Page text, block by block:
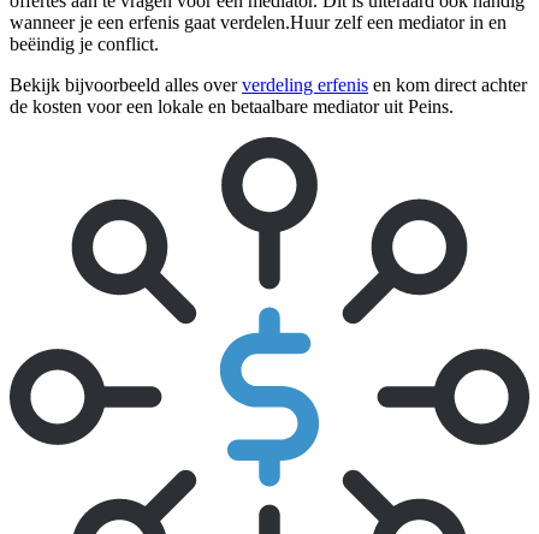
wanneer je een erfenis gaat verdelen.Huur zelf een mediator in en
beëindig je conflict.
Bekijk bijvoorbeeld alles oververdeling erfenis en kom direct achter
de kosten voor een lokale en betaalbare mediator uit Peins.